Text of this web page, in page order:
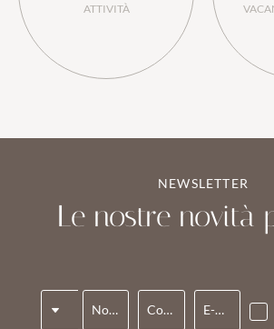
ATTIVITÀ
NEWSLETTER
Le nostre novità
Nome* Cognome* E-mail*